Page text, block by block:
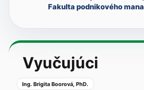
Fakulta podnikového
Vyučujúci
Ing. Brigita Boorová, PhD.